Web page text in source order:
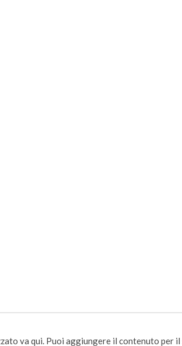
va qui. Puoi aggiungere il contenuto per